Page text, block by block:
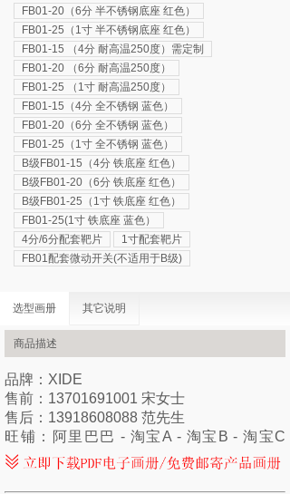
FB01-20（6分 半不锈钢底座 红色）
FB01-25（1寸 半不锈钢底座 红色）
FB01-15 （4分 耐高温250度）需定制
FB01-20 （6分 耐高温250度）
FB01-25 （1寸 耐高温250度）
FB01-15（4分 全不锈钢 蓝色）
FB01-20（6分 全不锈钢 蓝色）
FB01-25（1寸 全不锈钢 蓝色）
B级FB01-15（4分 铁底座 红色）
B级FB01-20（6分 铁底座 红色）
B级FB01-25（1寸 铁底座 红色）
FB01-25(1寸 铁底座 蓝色）
4分/6分配套靶片
1寸配套靶片
FB01配套微动开关(不适用于B级)
选型画册 其它说明
商品描述
品牌：XIDE
售前：13701691001 宋女士
售后：13918608088 范先生
旺铺：
阿里巴巴 - 淘宝A - 淘宝 B -淘宝C